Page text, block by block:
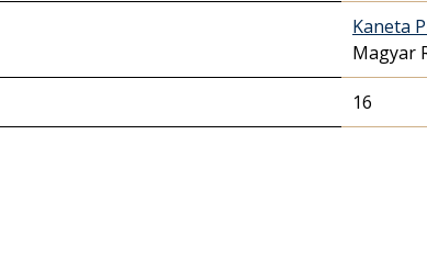
Kaneta
Magyar
16